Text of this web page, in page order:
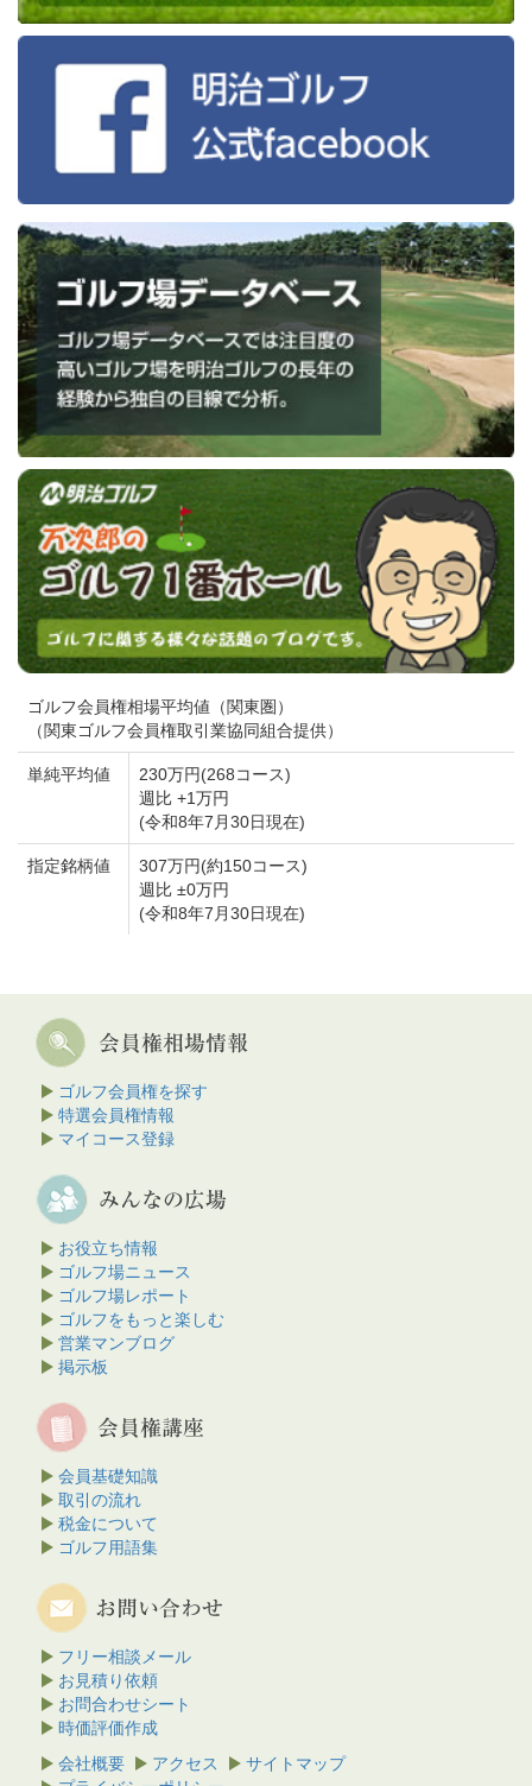
ゴルフ会員権相場平均値（関東圏）
（関東ゴルフ会員権取引業協同組合提供）
単純平均値
230万円(268コース)
週比 +1万円
(令和8年7月30日現在)
指定銘柄値
307万円(約150コース)
週比 ±0万円
(令和8年7月30日現在)
ゴルフ会員権を探す
特選会員権情報
マイコース登録
お役立ち情報
ゴルフ場ニュース
ゴルフ場レポート
ゴルフをもっと楽しむ
営業マンブログ
掲示板
会員基礎知識
取引の流れ
税金について
ゴルフ用語集
フリー相談メール
お見積り依頼
お問合わせシート
時価評価作成
会社概要
アクセス
サイトマップ